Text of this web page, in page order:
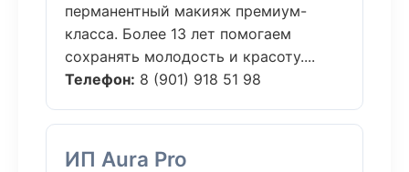
перманентный макияж премиум-
класса. Более 13 лет помогаем
сохранять молодость и красоту....
Телефон: 8 (901) 918 51 98
ИП Aura Pro